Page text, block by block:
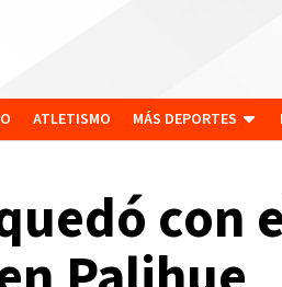
ATLETISMO MÁS DEPORTES
con